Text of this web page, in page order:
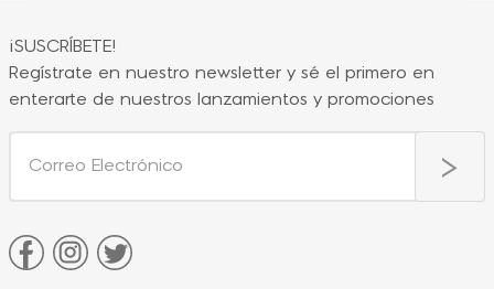
¡SUSCRÍBETE!
Regístrate en nuestro newsletter y sé el primero en
enterarte de nuestros lanzamientos y promociones